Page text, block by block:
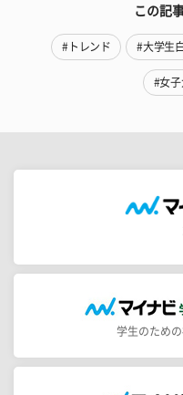
この記
#トレンド #大学生
#女子
学生のため